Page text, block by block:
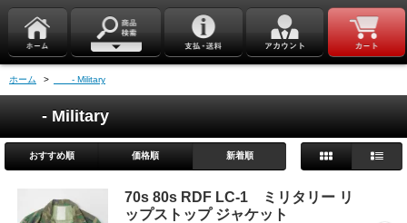
ホーム > - Military
- Military
おすすめ順 価格順 新着順
70s 80s RDF LC-1 ミリタリー リ
ップストップ ジャケット